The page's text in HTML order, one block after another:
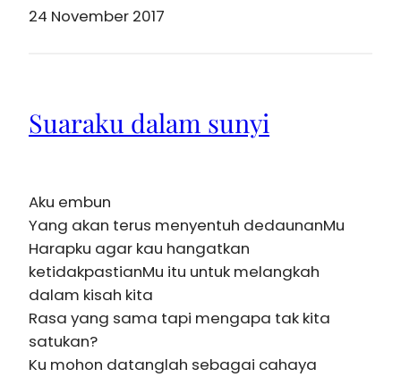
24 November 2017
Suaraku dalam sunyi
Aku embun
Yang akan terus menyentuh dedaunanMu
Harapku agar kau hangatkan
ketidakpastianMu itu untuk melangkah
dalam kisah kita
Rasa yang sama tapi mengapa tak kita
satukan?
Ku mohon datanglah sebagai cahaya